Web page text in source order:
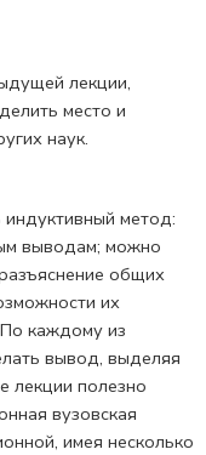
лекции,
место и
наук.
метод:
выводам; можно
общих
их
каждому из
вывод, выделяя
лекции полезно
вузовская
имея несколько